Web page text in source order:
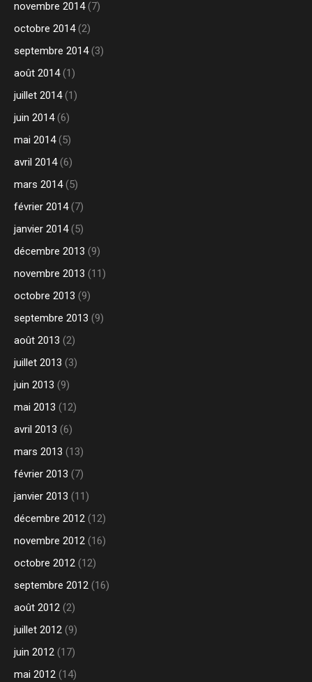
novembre 2014(7)
octobre 2014(2)
septembre 2014(3)
août 2014(1)
juillet 2014(1)
juin 2014(6)
mai 2014(5)
avril 2014(6)
mars 2014(5)
février 2014(7)
janvier 2014(5)
décembre 2013 (9)
novembre 2013 (11)
octobre 2013 (9)
septembre 2013 (9)
août 2013 (2)
juillet 2013 (3)
juin 2013 (9)
mai 2013 (12)
avril 2013 (6)
mars 2013 (13)
février 2013 (7)
janvier 2013 (11)
décembre 2012 (12)
novembre 2012 (16)
octobre 2012 (12)
septembre 2012 (16)
août 2012 (2)
juillet 2012 (9)
juin 2012 (17)
mai 2012 (14)